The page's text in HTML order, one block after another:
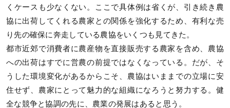
くケースも少なくない。ここで具体例は省くが、引き続き農
協に出荷してくれる農家との関係を強化するため、有利な売
り先の確保に奔走している農協をいくつも見てきた。
都市近郊で消費者に農産物を直接販売する農家を含め、農協
への出荷はすでに営農の前提ではなくなっている。だが、そ
うした環境変化があるからこそ、農協はいままでの立場に安
住せず、農家にとって魅力的な組織になろうと努力する。健
全な競争と協調の先に、農業の発展はあると思う。